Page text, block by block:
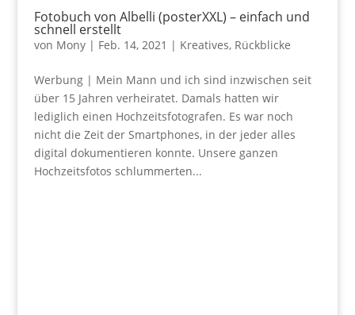
Fotobuch von Albelli (posterXXL) – einfach und
schnell erstellt
von Mony| Feb. 14, 2021 | Kreatives, Rückblicke
Werbung | Mein Mann und ich sind inzwischen seit
über 15 Jahren verheiratet. Damals hatten wir
lediglich einen Hochzeitsfotografen. Es war noch
nicht die Zeit der Smartphones, in der jeder alles
digital dokumentieren konnte. Unsere ganzen
Hochzeitsfotos schlummerten...